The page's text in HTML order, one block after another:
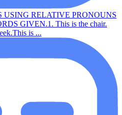
USING RELATIVE PRONOUNS
GIVEN.1. This is the chair.
is ...